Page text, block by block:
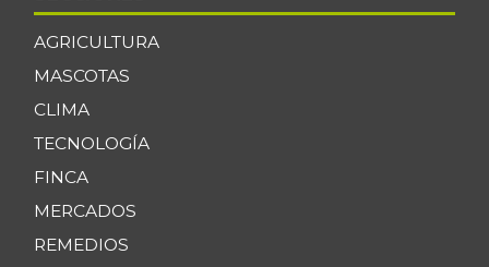
AGRICULTURA
MASCOTAS
CLIMA
TECNOLOGÍA
FINCA
MERCADOS
REMEDIOS